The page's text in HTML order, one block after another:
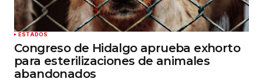
ESTADOS
Congreso de Hidalgo aprueba exhorto
para esterilizaciones de animales
abandonados